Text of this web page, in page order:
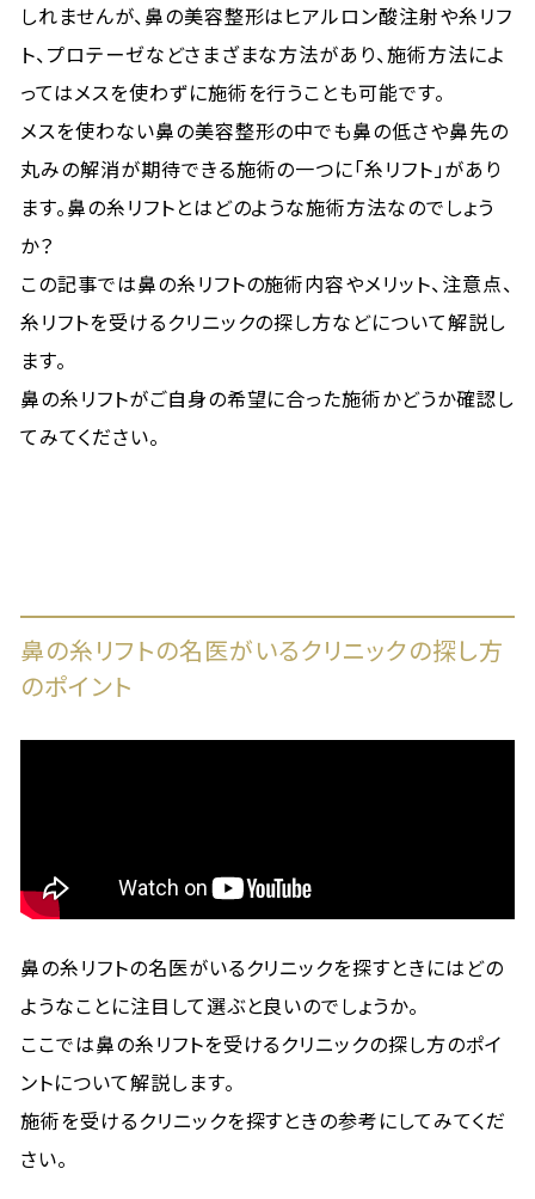
しれませんが、鼻の美容整形はヒアルロン酸注射や糸リフ
ト、プロテーゼなどさまざまな方法があり、施術方法によ
ってはメスを使わずに施術を行うことも可能です。
メスを使わない鼻の美容整形の中でも鼻の低さや鼻先の
丸みの解消が期待できる施術の一つに「糸リフト」があり
ます。鼻の糸リフトとはどのような施術方法なのでしょう
か？
この記事では鼻の糸リフトの施術内容やメリット、注意点、
糸リフトを受けるクリニックの探し方などについて解説し
ます。
鼻の糸リフトがご自身の希望に合った施術かどうか確認し
てみてください。
鼻の糸リフトの名医がいるクリニックの探し方
のポイント
鼻の糸リフトの名医がいるクリニックを探すときにはどの
ようなことに注目して選ぶと良いのでしょうか。
ここでは鼻の糸リフトを受けるクリニックの探し方のポイ
ントについて解説します。
施術を受けるクリニックを探すときの参考にしてみてくだ
さい。